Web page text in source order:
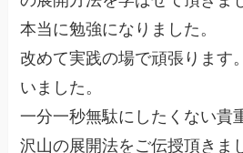
本当に勉強になりました。
改めて実践の場で頑張ります
いました。
一分一秒無駄にしたくない貴
沢山の展開法をご伝授頂きま